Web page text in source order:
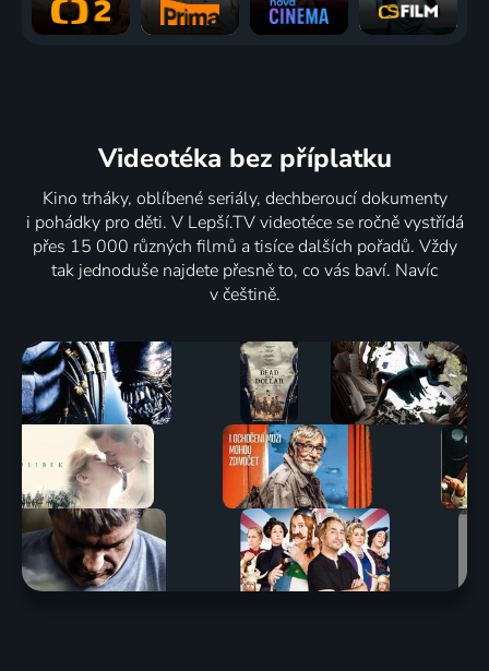
Videotéka bez příplatku
Kino trháky, oblíbené seriály, dechberoucí dokumenty
i pohádky pro děti. V Lepší.TV videotéce se ročně vystřídá
přes 15 000 různých filmů a tisíce dalších pořadů. Vždy
tak jednoduše najdete přesně to, co vás baví. Navíc
v češtině.